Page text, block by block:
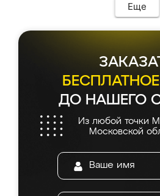
Еще
ДО НАШЕГО
Из любой точки
Московской